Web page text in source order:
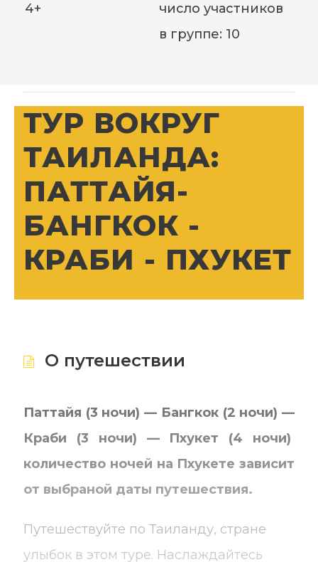
4+
число участников
в группе: 10
ТУР ВОКРУГ
ТАИЛАНДА:
ПАТТАЙЯ-
БАНГКОК -
КРАБИ - ПХУКЕТ
О путешествии
Паттайя (3 ночи) — Бангкок (2 ночи) —
Краби (3 ночи) — Пхукет (4 ночи)
количество ночей на Пхукете зависит
от выбраной даты путешествия.
Путешествуйте по Таиланду, стране
улыбок в этом туре. Наслаждайтесь